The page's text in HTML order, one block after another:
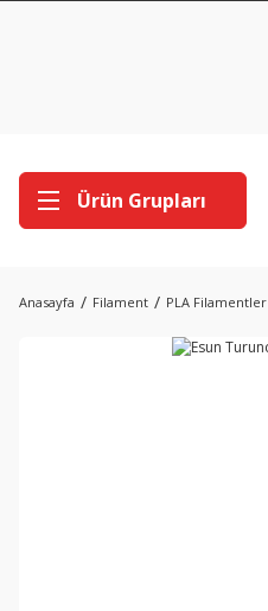
Ürün Grupları
Anasayfa Filament PLA Filamentler